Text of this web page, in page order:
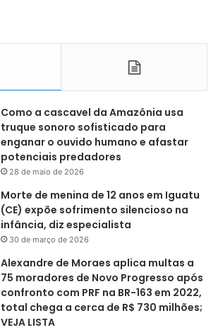
Como a cascavel da Amazônia usa
truque sonoro sofisticado para
enganar o ouvido humano e afastar
potenciais predadores
28 de maio de 2026
Morte de menina de 12 anos em Iguatu
(CE) expõe sofrimento silencioso na
infância, diz especialista
30 de março de 2026
Alexandre de Moraes aplica multas a
75 moradores de Novo Progresso após
confronto com PRF na BR-163 em 2022,
total chega a cerca de R$ 730 milhões;
VEJA LISTA